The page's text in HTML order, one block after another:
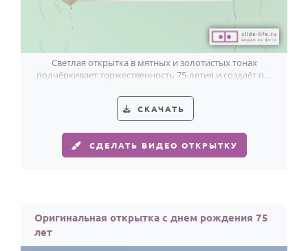
Светлая открытка в мятных и золотистых тонах
подчёркивает торжественность 75-летия и создаёт по-
СКАЧАТЬ
СДЕЛАТЬ ВИДЕО ОТКРЫТКУ
Оригинальная открытка с днем рождения 75
лет